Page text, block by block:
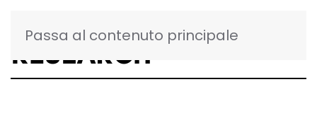
Passa al contenuto principale